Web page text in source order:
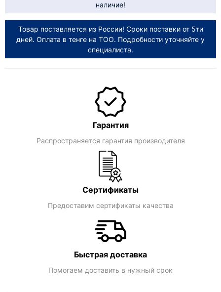
наличие!
Товар поставляется из России! Сроки поставки от 5ти
дней. Оплата в тенге на ТОО. Подробности уточняйте у
специалиста.
Гарантия
Распространяется гарантия производителя
Сертификаты
Предоставим сертификаты качества
Быстрая доставка
Помогаем доставить в нужный срок